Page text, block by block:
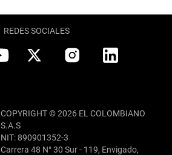
REDES SOCIALES
COPYRIGHT © 2026 EL COLOMBIANO
S.A.S
NIT: 890901352-3
Carrera 48 N° 30 Sur - 119, Envigado,